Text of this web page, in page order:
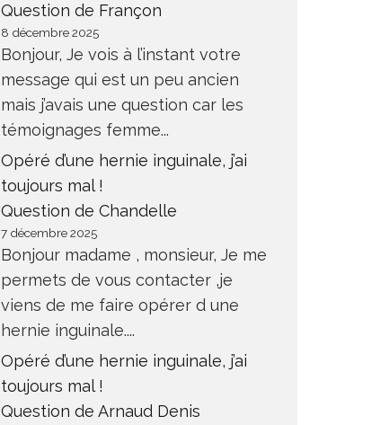
Question de Françon
8 décembre 2025
Bonjour, Je vois à l’instant votre
message qui est un peu ancien
mais j’avais une question car les
témoignages femme...
Opéré d’une hernie inguinale, j’ai
toujours mal !
Question de Chandelle
7 décembre 2025
Bonjour madame , monsieur, Je me
permets de vous contacter ,je
viens de me faire opérer d une
hernie inguinale....
Opéré d’une hernie inguinale, j’ai
toujours mal !
Question de Arnaud Denis